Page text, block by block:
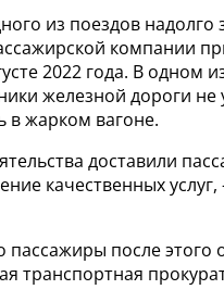
из поездов надолго
компании
2022 года. В одном
железной дороги не
в жарком вагоне.
доставили
качественных услуг,
пассажиры после
транспортная